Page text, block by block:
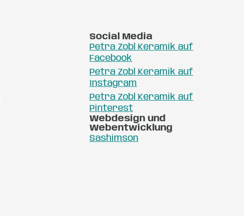
Social Media
Petra Zobl Keramik auf
Facebook
Petra Zobl Keramik auf
Instagram
Petra Zobl Keramik auf
Pinterest
Webdesign und
Webentwicklung
Sashimson